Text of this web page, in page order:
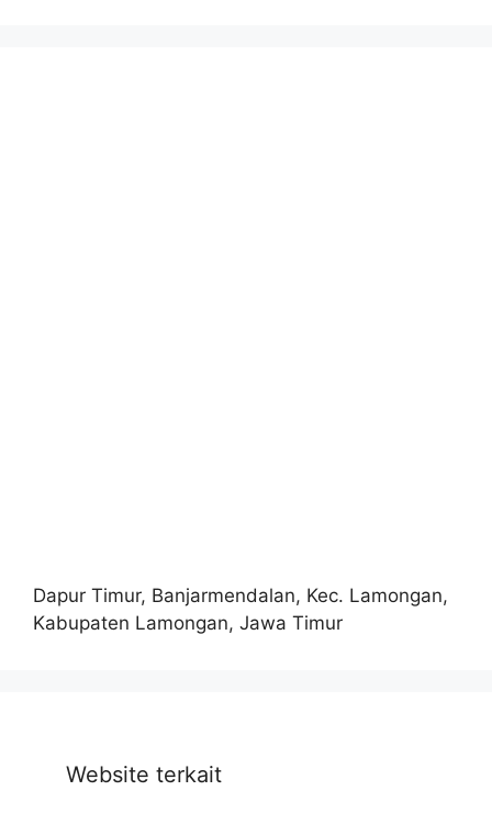
Dapur Timur, Banjarmendalan, Kec. Lamongan,
Kabupaten Lamongan, Jawa Timur
Website terkait